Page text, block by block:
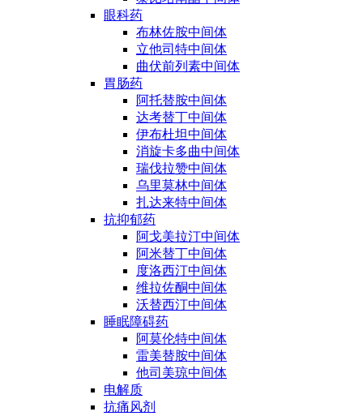
眼科药
布林佐胺中间体
立他司特中间体
曲伏前列素中间体
胃肠药
阿托替胺中间体
达考替丁中间体
伊布杜坦中间体
消旋卡多曲中间体
瑞伐拉赞中间体
乌里莫林中间体
扎达来特中间体
抗抑郁药
阿戈美拉汀中间体
阿米替丁中间体
度洛西汀中间体
维拉佐酮中间体
沃替西汀中间体
睡眠障碍药
阿莫伦特中间体
雷美替胺中间体
他司美琼中间体
电解质
抗痛风剂